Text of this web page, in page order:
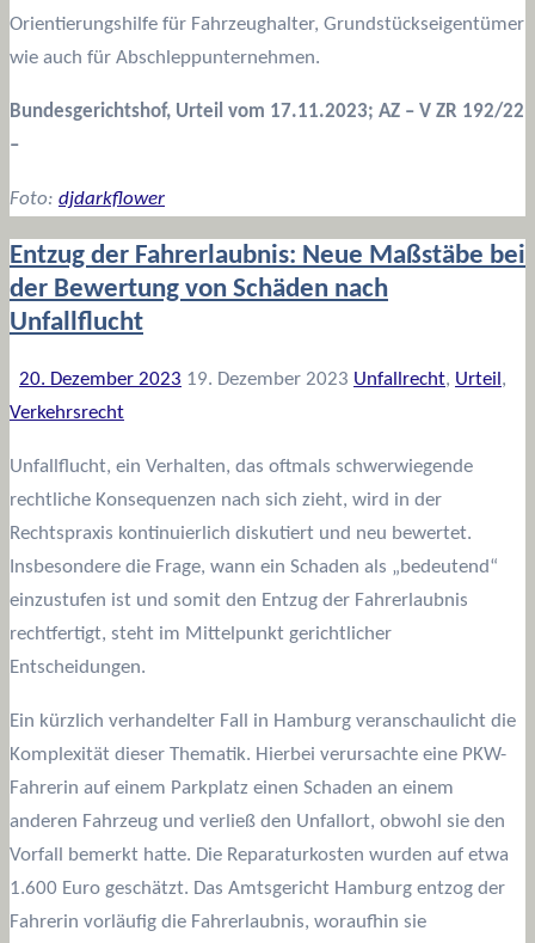
Orientierungshilfe für Fahrzeughalter, Grundstückseigentümer
wie auch für Abschleppunternehmen.
Bundesgerichtshof, Urteil vom 17.11.2023; AZ – V ZR 192/22
–
Foto: djdarkflower
Entzug der Fahrerlaubnis: Neue Maßstäbe bei
der Bewertung von Schäden nach
Unfallflucht
20. Dezember 2023 19. Dezember 2023 Unfallrecht, Urteil ,
Verkehrsrecht
Unfallflucht, ein Verhalten, das oftmals schwerwiegende
rechtliche Konsequenzen nach sich zieht, wird in der
Rechtspraxis kontinuierlich diskutiert und neu bewertet.
Insbesondere die Frage, wann ein Schaden als „bedeutend“
einzustufen ist und somit den Entzug der Fahrerlaubnis
rechtfertigt, steht im Mittelpunkt gerichtlicher
Entscheidungen.
Ein kürzlich verhandelter Fall in Hamburg veranschaulicht die
Komplexität dieser Thematik. Hierbei verursachte eine PKW-
Fahrerin auf einem Parkplatz einen Schaden an einem
anderen Fahrzeug und verließ den Unfallort, obwohl sie den
Vorfall bemerkt hatte. Die Reparaturkosten wurden auf etwa
1.600 Euro geschätzt. Das Amtsgericht Hamburg entzog der
Fahrerin vorläufig die Fahrerlaubnis, woraufhin sie